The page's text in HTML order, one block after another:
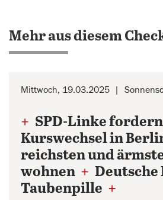
Mehr aus diesem
Mittwoch, 19.03.2025
+ SPD-Linke fordern
Kurswechsel in
reichsten und
wohnen + Deutsche
Taubenpille +